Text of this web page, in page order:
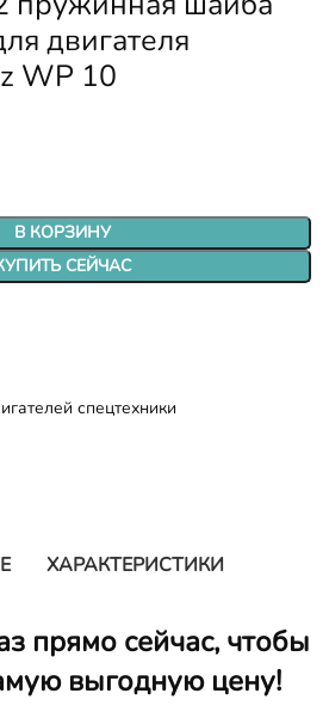
двигателя
WP 10
В КОРЗИНУ
СЕЙЧАС
спецтехники
ХАРАКТЕРИСТИКИ
прямо сейчас, чтобы
выгодную цену!